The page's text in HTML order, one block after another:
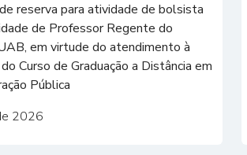
reserva para atividade de bolsista
de Professor Regente do
em virtude do atendimento à
Curso de Graduação a Distância em
Pública
2026